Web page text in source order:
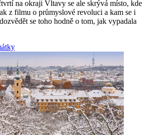
na okraji Vltavy se ale skrývá místo, kde
z filmu o průmyslové revoluci a kam se i
se toho hodně o tom, jak vypadala